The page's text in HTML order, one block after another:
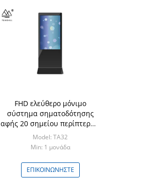
FHD ελεύθερο μόνιμο
σύστημα σηματοδότησης
αφής 20 σημείου περίπτερων
οθόνης αφής 32 ίντσας
Model: TA32
Min: 1 μονάδα
ΕΠΙΚΟΙΝΩΝΉΣΤΕ